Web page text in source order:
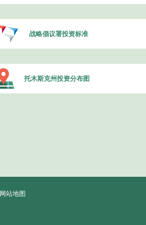
战略倡议署投资标准
托木斯克州投资分布图
网站地图